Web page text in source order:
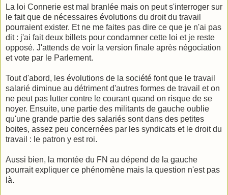
La loi Connerie est mal branlée mais on peut s'interroger sur
le fait que de nécessaires évolutions du droit du travail
pourraient exister. Et ne me faites pas dire ce que je n'ai pas
dit : j'ai fait deux billets pour condamner cette loi et je reste
opposé. J'attends de voir la version finale après négociation
et vote par le Parlement.
Tout d'abord, les évolutions de la société font que le travail
salarié diminue au détriment d'autres formes de travail et on
ne peut pas lutter contre le courant quand on risque de se
noyer. Ensuite, une partie des militants de gauche oublie
qu'une grande partie des salariés sont dans des petites
boites, assez peu concernées par les syndicats et le droit du
travail : le patron y est roi.
Aussi bien, la montée du FN au dépend de la gauche
pourrait expliquer ce phénomène mais la question n'est pas
là.